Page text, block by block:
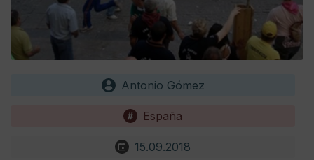
Antonio Gómez
España
15.09.2018